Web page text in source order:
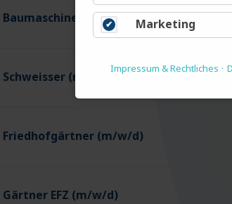
Baumaschinenführer (m/w/d)
Schweisser (m/w/d)
Friedhofgärtner (m/w/d)
Gärtner EFZ (m/w/d)
Marketing
Impressum & Rechtliches